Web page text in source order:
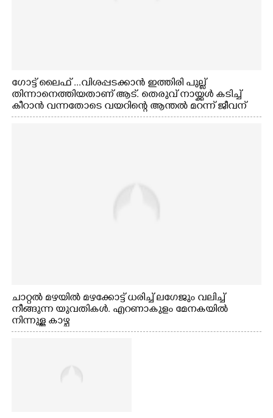
ഗോട്ട് ലൈഫ് ...വിശപ്പടക്കാൻ ഇത്തിരി പുല്ല്
തിന്നാനെത്തിയതാണ് ആട്. തെരുവ് നായ്ക്കൾ കടിച്ച്
കീറാൻ വന്നതോടെ വയറിന്റെ ആന്തൽ മറന്ന് ജീവന്
വേണ്ടിയായി ഓട്ടം. എറണാകുളം വാത്തുരുത്തിയിൽ
ചാറ്റൽ മഴയിൽ മഴക്കോട്ട് ധരിച്ച് ലഗേജും വലിച്ച്
നീങ്ങുന്ന യുവതികൾ. എറണാകുളം മേനകയിൽ
നിന്നുള്ള കാഴ്ച